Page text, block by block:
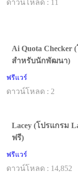
ดาวน์โหลด : 11
Ai Quota
สำหรับนักพัฒนา)
ฟรีแวร์
ดาวน์โหลด : 2
Lacey (โปรแกรม
ฟรี)
ฟรีแวร์
ดาวน์โหลด : 14,852